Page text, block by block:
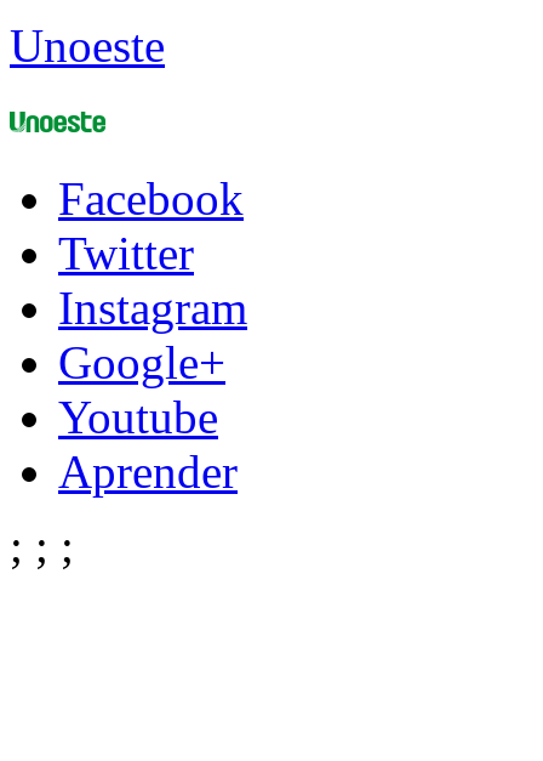
Unoeste
Facebook
Twitter
Instagram
Google+
Youtube
Aprender
; ; ;